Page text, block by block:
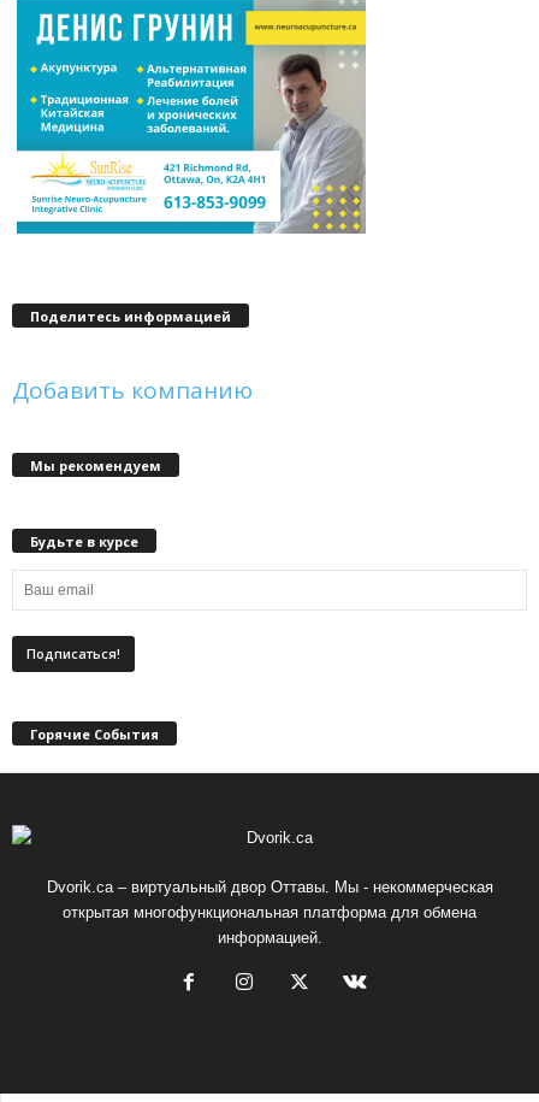
Поделитесь информацией
Добавить компанию
Мы рекомендуем
Будьте в курсе
Горячие События
Dvorik.ca – виртуальный двор Оттавы. Мы - некоммерческая
открытая многофункциональная платформа для обмена
информацией.